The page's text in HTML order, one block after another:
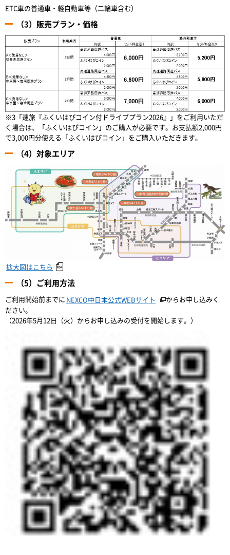
ETC車の普通車・軽自動車等（二輪車含む）
（3）販売プラン・価格
※3「速旅『ふくいはぴコイン付ドライブプラン2026』」をご利用いただ
く場合は、「ふくいはぴコイン」のご購入が必要です。お支払額2,000円
で3,000円分使える「ふくいはぴコイン」をご購入いただきます。
（4）対象エリア
拡大図はこちら
（5）ご利用方法
ご利用開始前までに NEXCO中日本公式WEBサイト
からお申し込みく
ださい。
（2026年5月12日（火）からお申し込みの受付を開始します。）